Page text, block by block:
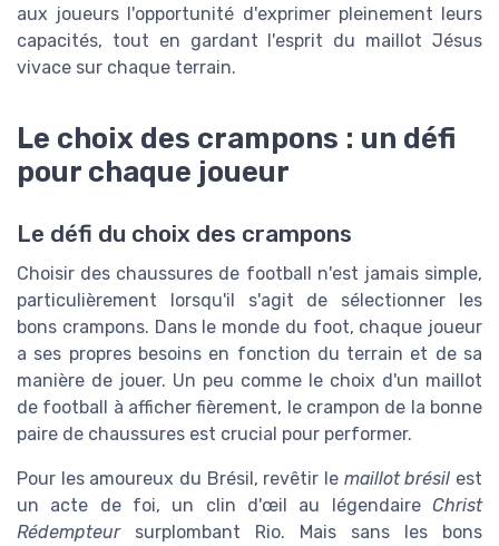
aux joueurs l'opportunité d'exprimer pleinement leurs
capacités, tout en gardant l'esprit du maillot Jésus
vivace sur chaque terrain.
Le choix des crampons : un défi
pour chaque joueur
Le défi du choix des crampons
Choisir des chaussures de football n'est jamais simple,
particulièrement lorsqu'il s'agit de sélectionner les
bons crampons. Dans le monde du foot, chaque joueur
a ses propres besoins en fonction du terrain et de sa
manière de jouer. Un peu comme le choix d'un maillot
de football à afficher fièrement, le crampon de la bonne
paire de chaussures est crucial pour performer.
Pour les amoureux du Brésil, revêtir le maillot brésil est
un acte de foi, un clin d'œil au légendaire Christ
Rédempteursurplombant Rio. Mais sans les bons